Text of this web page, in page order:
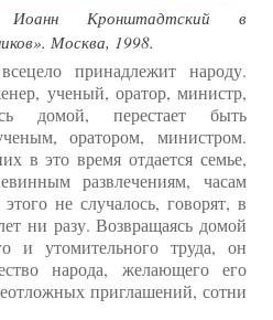
Иоанн Кронштадтский в
Москва, 1998.
принадлежит народу.
ученый, оратор, министр,
домой, перестает быть
оратором, министром.
в это время отдается семье,
развлечениям, часам
не случалось, говорят, в
ни разу. Возвращаясь домой
и утомительного труда, он
народа, желающего его
приглашений, сотни